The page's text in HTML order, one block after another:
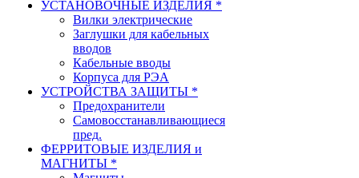
УСТАНОВОЧНЫЕ ИЗДЕЛИЯ *
Вилки электрические
Заглушки для кабельных
вводов
Кабельные вводы
Корпуса для РЭА
УСТРОЙСТВА ЗАЩИТЫ *
Предохранители
Самовосстанавливающиеся
пред.
ФЕРРИТОВЫЕ ИЗДЕЛИЯ и
МАГНИТЫ *